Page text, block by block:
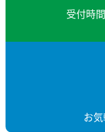
受付時
お